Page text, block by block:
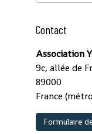
Contact
Association
9c, allée de
89000
France
Formulaire